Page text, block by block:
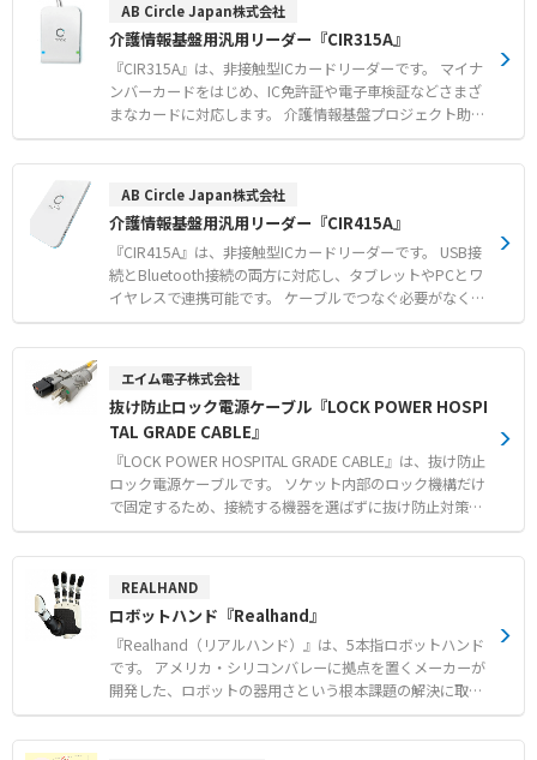
AB Circle Japan株式会社
介護情報基盤用汎用リーダー『CIR315A』
『CIR315A』は、非接触型ICカードリーダーです。 マイナ
ンバーカードをはじめ、IC免許証や電子車検証などさまざ
まなカードに対応します。 介護情報基盤プロジェクト助成
金対象の認定モデルであり、スムーズな認証処理をサポー
トします。 USBバスパワー給電に対応し、Windowsやma
よる技術サポート体制も整備されており、導入後も安心し
て運用できます。 【特徴】 ●マイナンバーカードや各種IC
カードに対応した汎用性 ●WindowsやmacOSをはじめと
する多様なOS対応 ●メーカーによる手厚い技術サポート
体制 【用途・事例】 ●介護情報基盤導入におけるマイナ
ンバーカード認証 ●医療機関や行政窓口でのIC免許証・各
種資格証の読み取り ●専用スタンドと組み合わせたスマー
AB Circle Japan株式会社
介護情報基盤用汎用リーダー『CIR415A』
『CIR415A』は、非接触型ICカードリーダーです。 USB接
続とBluetooth接続の両方に対応し、タブレットやPCとワ
イヤレスで連携可能です。 ケーブルでつなぐ必要がなく、
受付設置や持ち運びでの運用に適しています。 介護情報基
盤プロジェクト助成金対象のマイナンバーカード読取り用
をはじめ、IC免許証やHPKIカードなどさまざまなICカード
に対応します。 メーカーによる開発支援やサポート体制が
整っており、購入後も安心して導入いただけます。 【特
徴】 ●USBおよびBluetooth接続の両対応による高い利便
性 ●マイナンバーカードや各種ICカードに対応する優れた
汎用性 ●専業メーカーによる充実した開発支援とサポート
体制 【用途・事例】 ●介護情報基盤導入におけるマイナ
スペースや移動先でのカード読み取り
エイム電子株式会社
抜け防止ロック電源ケーブル『LOCK POWER HOSPI
TAL GRADE CABLE』
『LOCK POWER HOSPITAL GRADE CABLE』は、抜け防止
ロック電源ケーブルです。 ソケット内部のロック機構だけ
で固定するため、接続する機器を選ばずに抜け防止対策が
行えます。 工具や加工の手間がなく、ワンタッチで装着で
きるため医療現場での誤脱事故を未然に防ぎます。 ライン
「APW7-HG5-15/C13LS-02」と、医用プラグJIS T 1021に
適合した「APW15-H5-15/C13LS-」を用意しています。 P
SEやRoHS10に対応しており、安全で信頼性の高い医療環
境を構築します。 【特徴】 ●ソケット内部のロック機構
により接続機器を選ばない万能仕様 ●工具や加工が一切不
要でワンタッチ装着が可能な抜け防止構造 ●UL規格準拠
のホスピタルグレードや医用プラグJIS規格に適合 【用
REALHAND
ロボットハンド『Realhand』
『Realhand（リアルハンド）』は、5本指ロボットハンド
です。 アメリカ・シリコンバレーに拠点を置くメーカーが
開発した、ロボットの器用さという根本課題の解決に取り
組む高機能な5本指ロボットハンドです。 独自開発の関節
機構や高速アクチュエーション技術を採用し、人間のよう